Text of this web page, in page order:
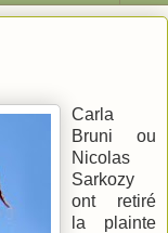
Carla
Bruni ou
Nicolas
Sarkozy
ont retiré
la plainte